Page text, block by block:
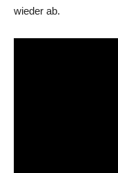
wieder ab.